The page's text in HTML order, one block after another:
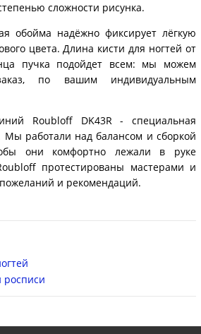
сложности рисунка.
обойма надёжно фиксирует лёгкую
цвета. Длина кисти для ногтей от
пучка подойдет всем: мы можем
по вашим индивидуальным
Roubloff DK43R - специальная
Мы работали над балансом и сборкой
они комфортно лежали в руке
протестированы мастерами и
и рекомендаций.
росписи